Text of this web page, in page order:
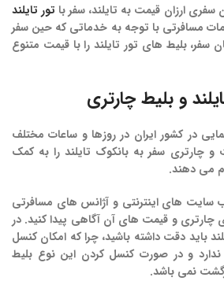
ارزان قیمت به تایلند، سفر با تور تایلند
مسافرتی با توجه به خدماتی که حین سفر
بلیط های تور تایلند را با قیمت متنوع
و بلیط چارتری
در کشور ایران در روزها و ساعات مختلف
و چارتری سفر به بانکوک تایلند را به کمک
می دهند.
سایت های اینترنتی و آژانس های مسافرتی
چارتری و قیمت های آن آگاهی پیدا کنید. در
باید دقت داشته باشید، چرا که امکان کنسل
و در صورت کنسل کردن این نوع بلیط
نمی باشد.